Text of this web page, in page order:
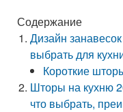
Содержание
Дизайн
выбрать для
Короткие
Шторы на кухню
что выбрать,